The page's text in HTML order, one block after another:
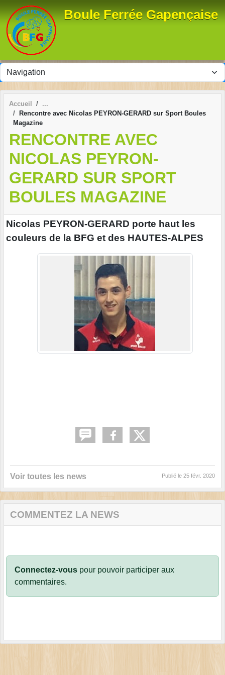
Boule Ferrée Gapençaise
Accueil
Rencontre avec Nicolas PEYRON-GERARD sur Sport Boules
Magazine
RENCONTRE AVEC
NICOLAS PEYRON-
GERARD SUR SPORT
BOULES MAGAZINE
Nicolas PEYRON-GERARD porte haut les
couleurs de la BFG et des HAUTES-ALPES
Voir toutes les news Publié le 25 févr. 2020
COMMENTEZ LA NEWS
Connectez-vous pour pouvoir participer aux
commentaires.
Panneau de gestion des cookies